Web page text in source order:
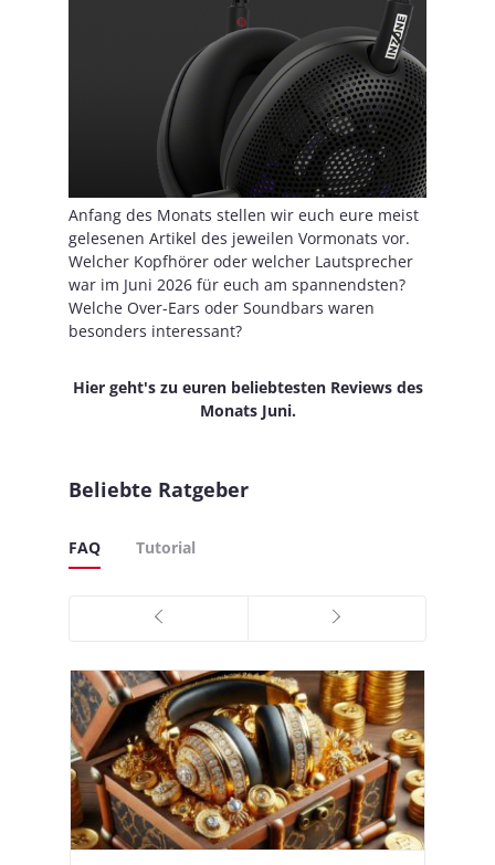
Anfang des Monats stellen wir euch eure meist
gelesenen Artikel des jeweilen Vormonats vor.
Welcher Kopfhörer oder welcher Lautsprecher
war im Juni 2026 für euch am spannendsten?
Welche Over-Ears oder Soundbars waren
besonders interessant?
Hier geht's zu euren beliebtesten Reviews des
Monats Juni.
Beliebte Ratgeber
FAQ Tutorial